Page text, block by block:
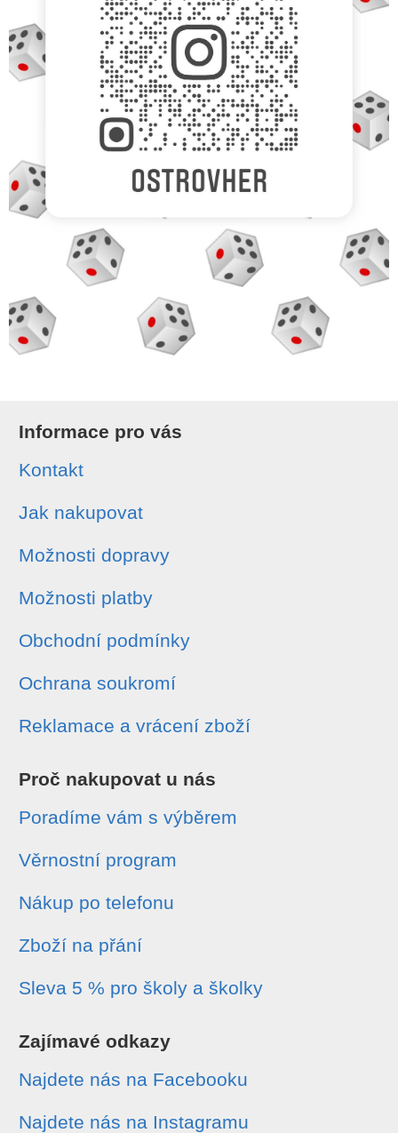
Informace pro vás
Kontakt
Jak nakupovat
Možnosti dopravy
Možnosti platby
Obchodní podmínky
Ochrana soukromí
Reklamace a vrácení zboží
Proč nakupovat u nás
Poradíme vám s výběrem
Věrnostní program
Nákup po telefonu
Zboží na přání
Sleva 5 % pro školy a školky
Zajímavé odkazy
Najdete nás na Facebooku
Najdete nás na Instagramu